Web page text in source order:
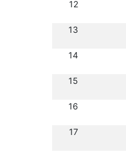
12
13
14
15
16
17